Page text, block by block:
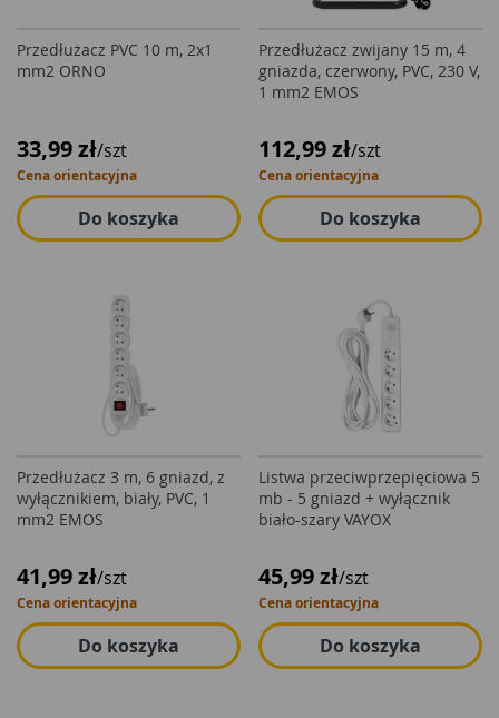
Przedłużacz PVC 10 m, 2x1
mm2 ORNO
33,99 zł/szt
Cena orientacyjna
Do koszyka
Przedłużacz zwijany 15 m, 4
gniazda, czerwony, PVC, 230 V,
1 mm2 EMOS
112,99 zł/szt
Cena orientacyjna
Do koszyka
Przedłużacz 3 m, 6 gniazd, z
wyłącznikiem, biały, PVC, 1
mm2 EMOS
41,99 zł/szt
Cena orientacyjna
Do koszyka
Listwa przeciwprzepięciowa 5
mb - 5 gniazd + wyłącznik
biało-szary VAYOX
45,99 zł/szt
Cena orientacyjna
Do koszyka